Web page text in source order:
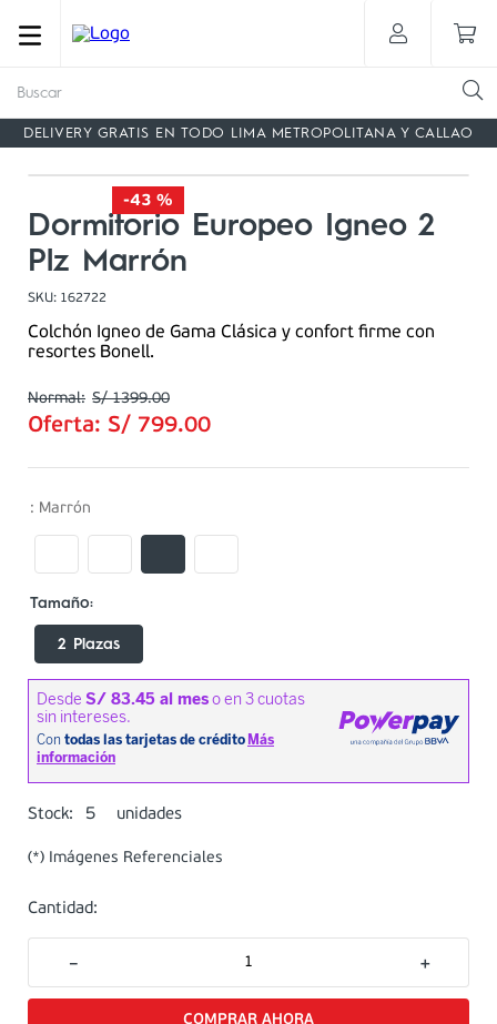
DELIVERY GRATIS EN TODO LIMA METROPOLITANA Y CALLAO
-43 %
Dormitorio Europeo Igneo 2
Plz Marrón
SKU: 162722
Colchón Igneo de Gama Clásica y confort firme con
resortes Bonell.
S/ 1399.00
Oferta: S/ 799.00
: Marrón
2 Plazas
Stock: 5 unidades
(*) Imágenes Referenciales
Cantidad:
＋
－